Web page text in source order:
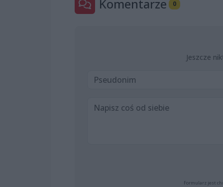
Komentarze 0
Jeszcze
Formularz jest